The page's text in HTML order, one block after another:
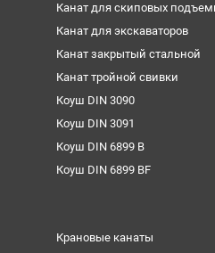
Канат для скиповых
Канат для экскаваторов
Канат закрытый стальной
Канат тройной свивки
Коуш DIN 3090
Коуш DIN 3091
Коуш DIN 6899 B
Коуш DIN 6899 BF
Крановые канаты